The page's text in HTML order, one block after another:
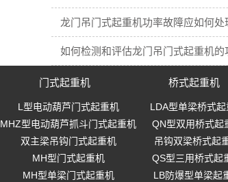
龙门吊门式起重机功率故障应如何处
如何检测和评估龙门吊门式起重机的
门式起重机
L型电动葫芦门式起重机
MHZ型电动葫芦抓斗门式起重机
双主梁吊钩门式起重机
MH型门式起重机
MH型单梁门式起重机
桥式起重机
LDA型单梁桥式起
QN型双用桥式起
吊钩双梁桥式起
QS型三用桥式起
LB防爆型单梁起